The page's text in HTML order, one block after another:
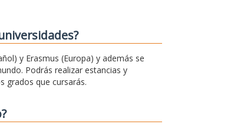
y Erasmus (Europa) y además se
Podrás realizar estancias y
grados que cursarás.